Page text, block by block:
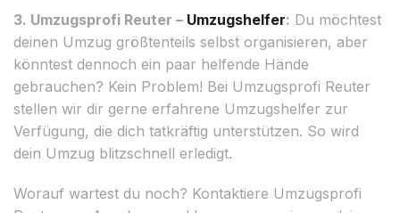
3. Umzugsprofi Reuter – Umzugshelfer: Du möchtest
deinen Umzug größtenteils selbst organisieren, aber
könntest dennoch ein paar helfende Hände
gebrauchen? Kein Problem! Bei Umzugsprofi Reuter
stellen wir dir gerne erfahrene Umzugshelfer zur
Verfügung, die dich tatkräftig unterstützen. So wird
dein Umzug blitzschnell erledigt.
Worauf wartest du noch? Kontaktiere Umzugsprofi